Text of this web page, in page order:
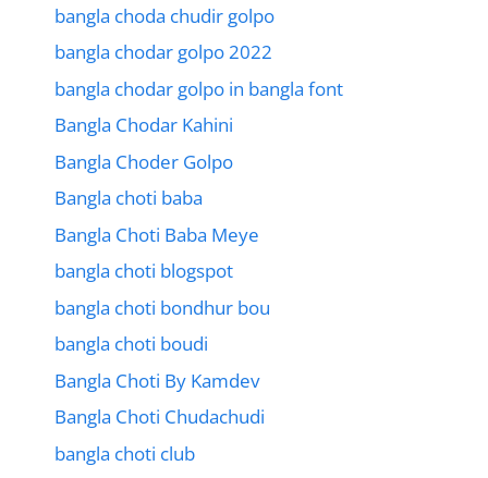
bangla choda chudir golpo
bangla chodar golpo 2022
bangla chodar golpo in bangla font
Bangla Chodar Kahini
Bangla Choder Golpo
Bangla choti baba
Bangla Choti Baba Meye
bangla choti blogspot
bangla choti bondhur bou
bangla choti boudi
Bangla Choti By Kamdev
Bangla Choti Chudachudi
bangla choti club